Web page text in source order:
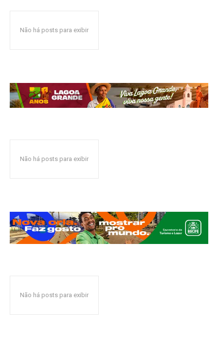
Não há posts para exibir
Não há posts para exibir
Não há posts para exibir